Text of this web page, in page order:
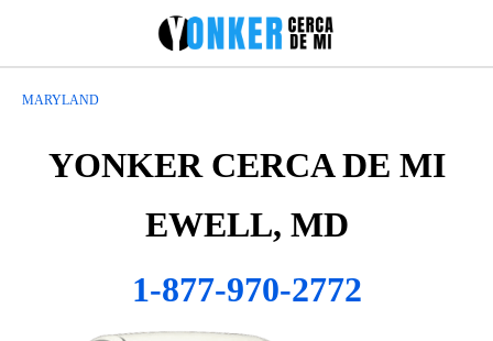
MARYLAND
YONKER CERCA DE MI
EWELL, MD
1-877-970-2772